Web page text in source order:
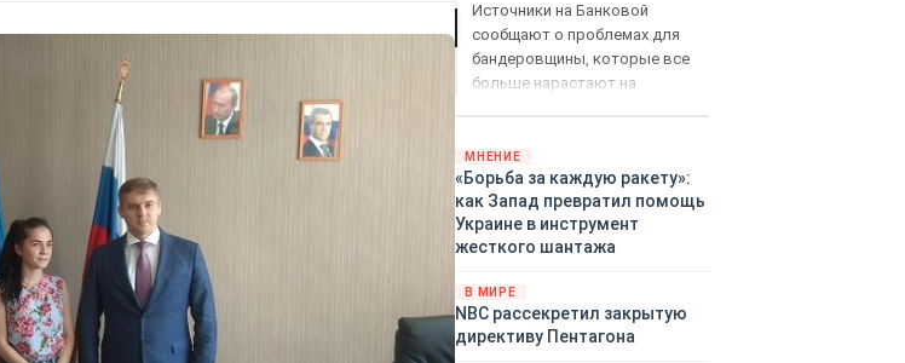
Источники на Банковой
сообщают о проблемах для
бандеровщины, которые все
больше нарастают на
«страны 404» в следующем
году. Однако киевские
временщики не торопятся
заключать мир - ведь есть
поддержка в ЕС.
Британии и Германии, выборы
во Франции могут полностью
изменить геополитический
МНЕНИЕ
«Борьба за каждую ракету»:
как Запад превратил помощь
Украине в инструмент
жесткого шантажа
В МИРЕ
NBC рассекретил закрытую
директиву Пентагона